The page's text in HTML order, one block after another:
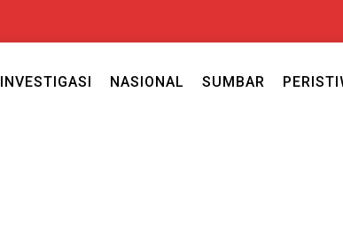
INVESTIGASI NASIONAL SUMBAR